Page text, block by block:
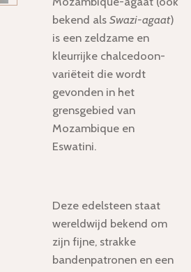
bekend als Swazi-agaat)
is een zeldzame en
kleurrijke chalcedoon-
variëteit die wordt
gevonden in het
grensgebied van
Mozambique en
Eswatini.
Deze edelsteen staat
wereldwijd bekend om
zijn fijne, strakke
bandenpatronen en een